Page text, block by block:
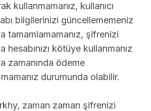
kullanmamanız, kullanıcı
bilgilerinizi güncellememeniz
tamamlamamanız, şifrenizi
hesabınızı kötüye kullanmanız
zamanında ödeme
durumunda olabilir.
zaman zaman şifrenizi